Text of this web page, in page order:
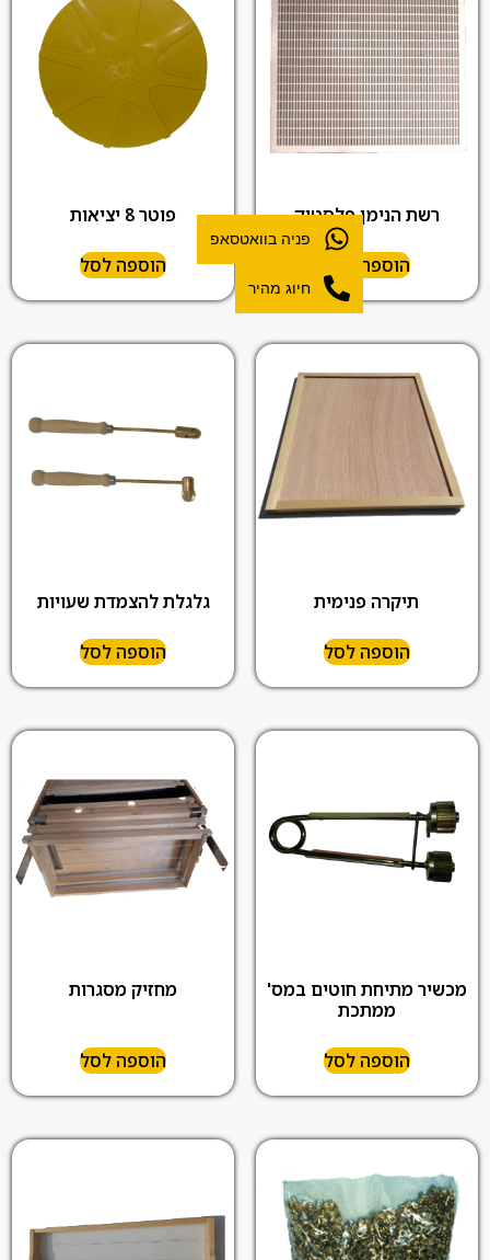
רשת הנימן פלסטיק
הוספה לסל
פוטר 8 יציאות
הוספה לסל
תיקרה פנימית
הוספה לסל
גלגלת להצמדת שעויות
הוספה לסל
מכשיר מתיחת חוטים במס'
ממתכת
הוספה לסל
מחזיק מסגרות
הוספה לסל
פניה בוואטסאפ
חיוג מהיר